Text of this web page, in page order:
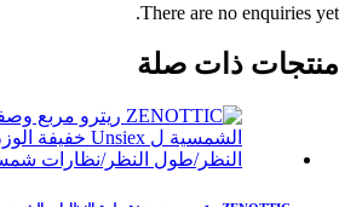
There are no enquiries yet.
منتجات ذات صلة